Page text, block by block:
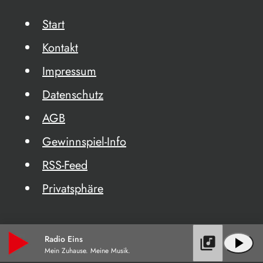
Start
Kontakt
Impressum
Datenschutz
AGB
Gewinnspiel-Info
RSS-Feed
Privatsphäre
Radio Eins
Mein Zuhause. Meine Musik. play_arrow
library_music